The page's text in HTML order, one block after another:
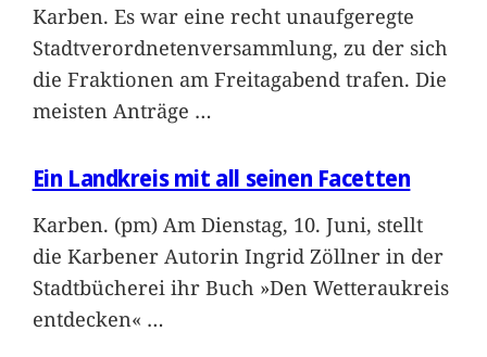
Karben. Es war eine recht unaufgeregte
Stadtverordnetenversammlung, zu der sich
die Fraktionen am Freitagabend trafen. Die
meisten Anträge …
Ein Landkreis mit all seinen Facetten
Karben. (pm) Am Dienstag, 10. Juni, stellt
die Karbener Autorin Ingrid Zöllner in der
Stadtbücherei ihr Buch »Den Wetteraukreis
entdecken« …